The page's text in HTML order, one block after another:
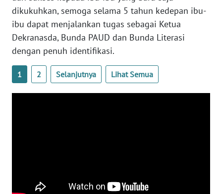
dikukuhkan, semoga selama 5 tahun kedepan ibu-
ibu dapat menjalankan tugas sebagai Ketua
Dekranasda, Bunda PAUD dan Bunda Literasi
dengan penuh identifikasi.
1 2 Selanjutnya Lihat Semua
WN
NUSANTARA
WN
JOGJA
WN